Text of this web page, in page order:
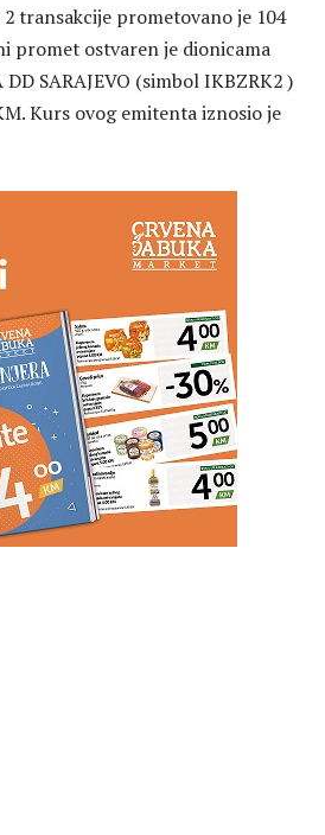
2 transakcije prometovano je 104
promet ostvaren je dionicama
SARAJEVO (simbol IKBZRK2 )
Kurs ovog emitenta iznosio je